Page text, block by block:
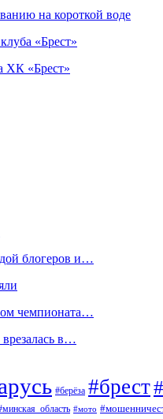
на короткой воде
«Брест»
ХК «Брест»
блогеров и…
чемпионата…
в…
#берёза #брест
#мото